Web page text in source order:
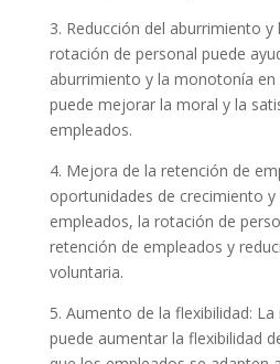
3. Reducción del aburrimiento
rotación de personal puede
aburrimiento y la monotonía
puede mejorar la moral y la
empleados.
4. Mejora de la retención de
oportunidades de crecimiento
empleados, la rotación de
retención de empleados y
voluntaria.
5. Aumento de la flexibilidad:
puede aumentar la flexibilidad